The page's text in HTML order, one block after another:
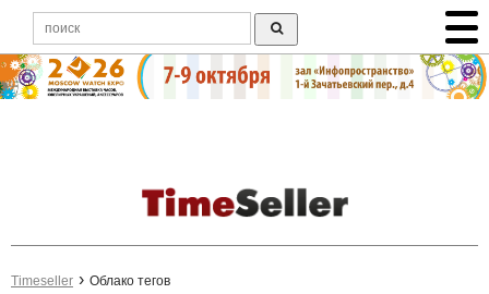
Timeseller Облако тегов